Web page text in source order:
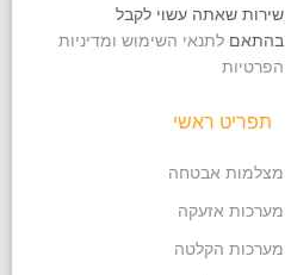
שירות שאתה עשוי לקבל
בהתאםלתנאי השימוש ומדיניות
הפרטיות
תפריט ראשי
מצלמות אבטחה
מערכות אזעקה
מערכות הקלטה